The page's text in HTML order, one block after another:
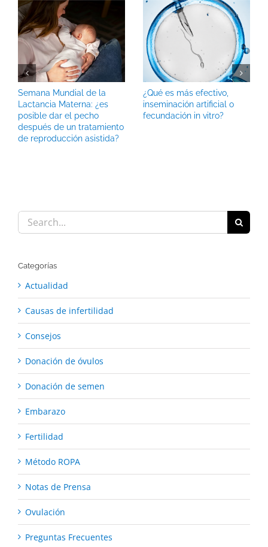
Semana Mundial de la
Lactancia Materna: ¿es
posible dar el pecho
después de un tratamiento
de reproducción asistida?
¿Qué es más efectivo,
inseminación artificial o
fecundación in vitro?
Search
for:
Categorías
Actualidad
Causas de infertilidad
Consejos
Donación de óvulos
Donación de semen
Embarazo
Fertilidad
Método ROPA
Notas de Prensa
Ovulación
Preguntas Frecuentes